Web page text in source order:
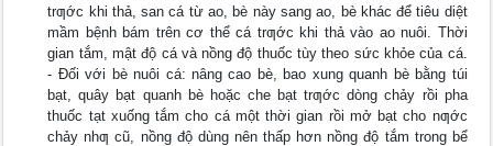
trƣớc khi thả, san cá từ ao, bè này sang ao, bè khác để tiêu diệt
mầm bệnh bám trên cơ thể cá trƣớc khi thả vào ao nuôi. Thời
gian tắm, mật độ cá và nồng độ thuốc tùy theo sức khỏe của cá.
- Đối với bè nuôi cá: nâng cao bè, bao xung quanh bè bằng túi
bạt, quây bạt quanh bè hoặc che bạt trƣớc dòng chảy rồi pha
thuốc tạt xuống tắm cho cá một thời gian rồi mở bạt cho nƣớc
chảy nhƣ cũ, nồng độ dùng nên thấp hơn nồng độ tắm trong bể